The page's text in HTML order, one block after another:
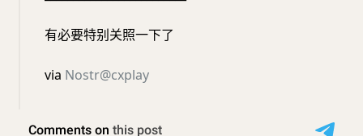
有必要特别关照一下了
via Nostr@cxplay